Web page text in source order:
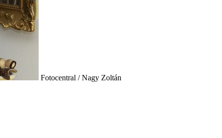
Fotocentral / Nagy Zoltán